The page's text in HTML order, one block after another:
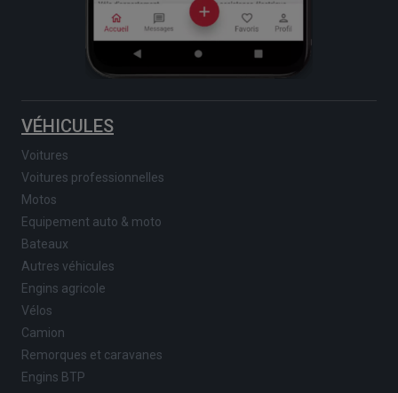
VÉHICULES
Voitures
Voitures professionnelles
Motos
Equipement auto & moto
Bateaux
Autres véhicules
Engins agricole
Vélos
Camion
Remorques et caravanes
Engins BTP